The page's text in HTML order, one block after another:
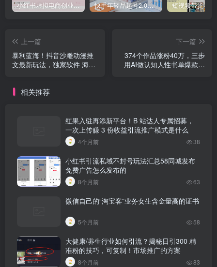
小红书虚拟电商创业课，系统拆解选品-内容-流量-变现，实现零成本变现 快手年轻品起号2.0：养号选品，剪辑封面，投流技巧，从0到爆单全流程
上一篇
暴利蓝海！抖音沙雕动漫推
文最新玩法，独家软件 海量
下一篇
374个作品涨粉40万，三步
用AI做认知人性书单爆款视
相关推荐
红果入驻再添新平台！B 站达人专属招募，
一次上传赚 3 份收益引流推广模式是什么
4个月前 38
小红书引流私域不封号玩法汇总58同城发布
免费广告怎么发布的
8个月前 63
微信自己的“淘宝客”业务女生含金量高的证书
5个月前 58
大健康/养生行业如何引流？揭秘日引300 精
准粉的技巧，可复制！市场推广的方案
8个月前 83